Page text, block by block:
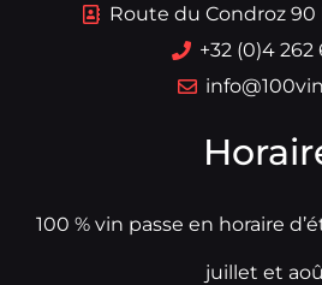
Route du Condroz 90
+32 (0)4 262
100 % vin passe en horaire
juillet et